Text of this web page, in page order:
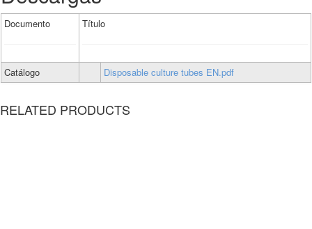
Documento Título
Catálogo Disposable culture tubes EN.pdf
RELATED PRODUCTS